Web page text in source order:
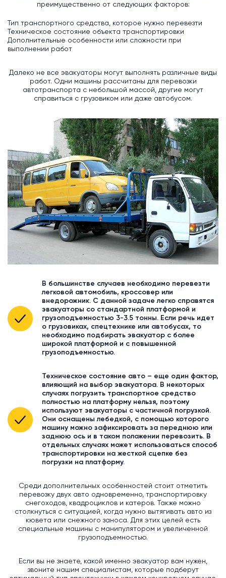
преимущественно от следующих факторов:
Тип транспортного средства, которое нужно перевезти
Техническое состояние объекта транспортировки
Дополнительные особенности или сложности при
выполнении работ
Далеко не все эвакуаторы могут выполнять различные виды
работ. Одни машины рассчитаны для перевозки
автотранспорта с небольшой массой, другие могут
справиться с грузовиком или даже автобусом.
В большинстве случаев необходимо перевезти
легковой автомобиль, кроссовер или
внедорожник. С данной задаче легко справятся
эвакуаторы со стандартной платформой и
грузоподъемностью 3-3.5 тонны. Если речь идет
о грузовиках, спецтехнике или автобусах, то
необходимо подбирать эвакуатор с более
широкой платформой и с повышенной
грузоподъемностью.
Техническое состояние авто – еще один фактор,
влияющий на выбор эвакуатора. В некоторых
случаях погрузить транспортное средство
полностью на платформу нельзя, поэтому
используют эвакуаторы с частичной погрузкой.
Они оснащены лебедкой, с помощью которого
машину можно зафиксировать за переднюю или
заднюю ось и в таком положении перевозить. В
отдельных случаях может использоваться способ
транспортировки на жесткой сцепке без
погрузки на платформу.
Среди дополнительных особенностей стоит отметить
перевозку двух авто одновременно, транспортировку
снегоходов, квадроциклов и катеров. Также можно
столкнуться с ситуацией, когда нужно вытягивать авто из
кювета или снежного заноса. Для этих целей есть
специальные машины с манипулятором и увеличенной
грузоподъемностью.
Если вы не знаете, какой именно эвакуатор вам нужен,
звоните нашим специалистам, которые подберут